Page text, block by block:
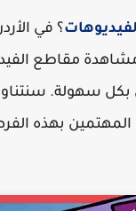
؟ في
مقاطع
بكل سهولة.
بهذه